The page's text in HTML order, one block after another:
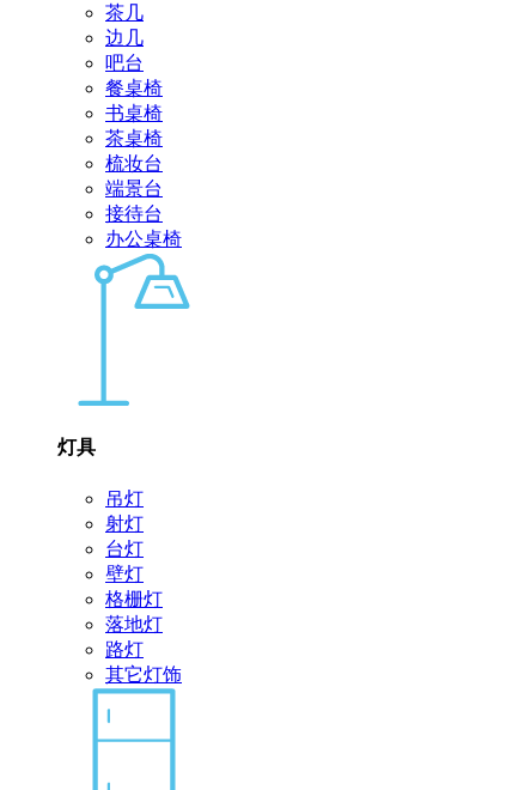
茶几
边几
吧台
餐桌椅
书桌椅
茶桌椅
梳妆台
端景台
接待台
办公桌椅
灯具
吊灯
射灯
台灯
壁灯
格栅灯
落地灯
路灯
其它灯饰